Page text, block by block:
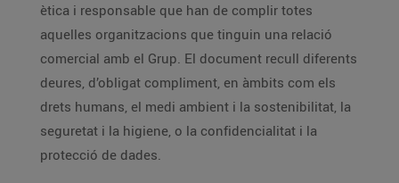
ètica i responsable que han de complir totes
aquelles organitzacions que tinguin una relació
comercial amb el Grup. El document recull diferents
deures, d’obligat compliment, en àmbits com els
drets humans, el medi ambient i la sostenibilitat, la
seguretat i la higiene, o la confidencialitat i la
protecció de dades.